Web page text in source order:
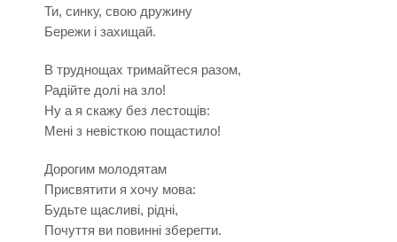
Ти, синку, свою дружину
Бережи і захищай.
В труднощах тримайтеся разом,
Радійте долі на зло!
Ну а я скажу без лестощів:
Мені з невісткою пощастило!
Дорогим молодятам
Присвятити я хочу мова:
Будьте щасливі, рідні,
Почуття ви повинні зберегти.